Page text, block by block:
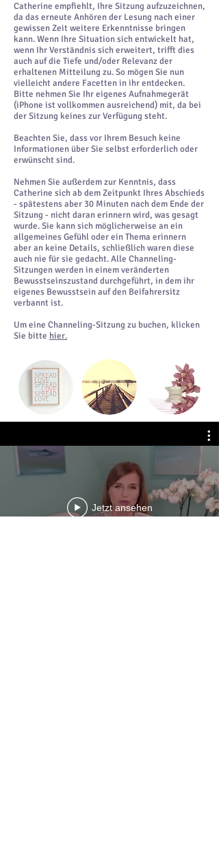
Catherine empfiehlt, Ihre Sitzung aufzuzeichnen,
da das erneute Anhören der Lesung nach einer
gewissen Zeit weitere Erkenntnisse bringen
kann. Wenn Ihre Situation sich entwickelt hat,
wenn Ihr Verständnis sich erweitert, trifft dies
auch auf die Tiefe und/oder Relevanz der
erhaltenen Mitteilung zu. So mögen Sie nun
vielleicht andere Facetten in ihr entdecken.
Bitte nehmen Sie Ihr eigenes Aufnahmegerät
(iPhone ist vollkommen ausreichend) mit, da bei
der Sitzung keines zur Verfügung steht.
Beachten Sie, dass vor Ihrem Besuch keine
Informationen über Sie selbst erforderlich oder
erwünscht sind.
Nehmen Sie außerdem zur Kenntnis, dass
Catherine sich ab dem Zeitpunkt Ihres Abschieds
- spätestens aber 30 Minuten nach dem Ende der
Sitzung - nicht daran erinnern wird, was gesagt
wurde. Sie kann sich möglicherweise an ein
allgemeines Gefühl oder ein Thema erinnern
aber an keine Details, schließlich waren diese
auch nie für sie gedacht. Alle Channeling-
Sitzungen werden in einem veränderten
Bewusstseinszustand durchgeführt, in dem ihr
eigenes Bewusstsein auf den Beifahrersitz
verbannt ist.
Um eine Channeling-Sitzung zu buchen, klicken
Sie bitte hier.
Jetzt ansehen